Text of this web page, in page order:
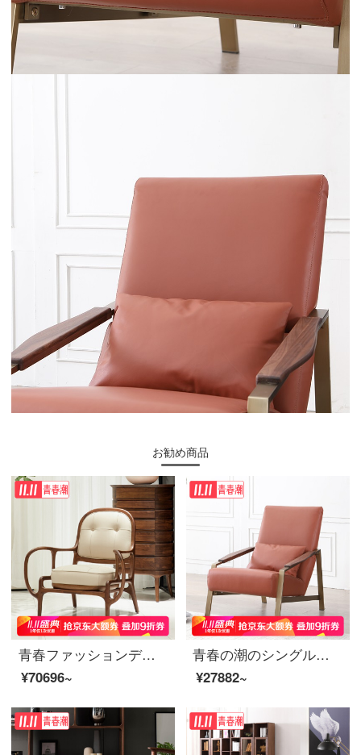
お勧め商品
青春ファッションデザイナーの実木ソファと本革のシングルソファーと椅子の别荘ハイエンドのレジャーチェアの黒胡桃の木のシングルソファ黒胡桃
¥70696~
青春の潮のシングルソファーの本革のソファーの客間のソファーの椅子の背の高いレジャーの椅子の小さい部屋型の軽い贅沢なソファーのオレンジ色
¥27882~